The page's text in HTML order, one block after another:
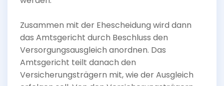
Zusammen mit der Ehescheidung wird dann
das Amtsgericht durch Beschluss den
Versorgungsausgleich anordnen. Das
Amtsgericht teilt danach den
Versicherungsträgern mit, wie der Ausgleich